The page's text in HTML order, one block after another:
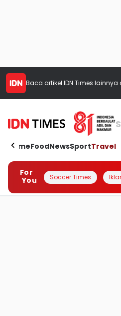
Baca artikel IDN Times lainnya
HomeFoodNewsSportTravel
For
You
Soccer Times